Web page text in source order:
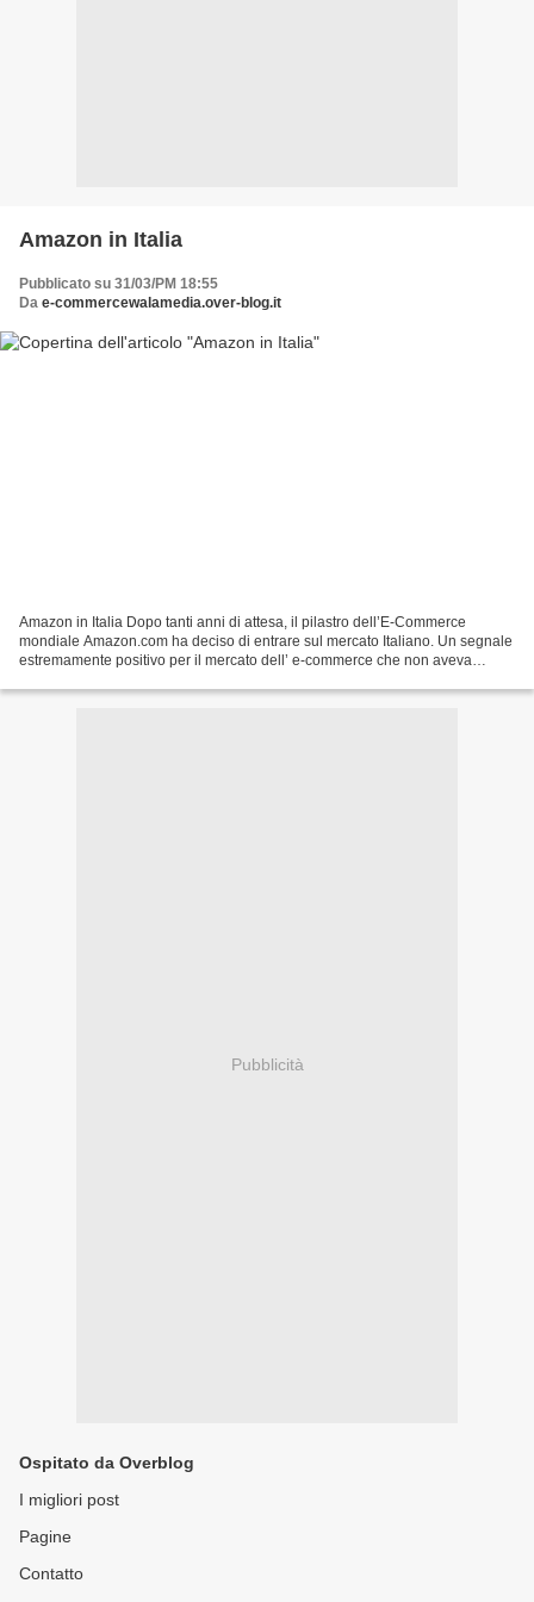
Amazon in Italia
Pubblicato su 31/03/PM 18:55
Da e-commercewalamedia.over-blog.it
Amazon in Italia Dopo tanti anni di attesa, il pilastro dell’E-Commerce
mondiale Amazon.com ha deciso di entrare sul mercato Italiano. Un segnale
estremamente positivo per il mercato dell’ e-commerce che non aveva
Pubblicità
Ospitato da Overblog
I migliori post
Pagine
Contatto